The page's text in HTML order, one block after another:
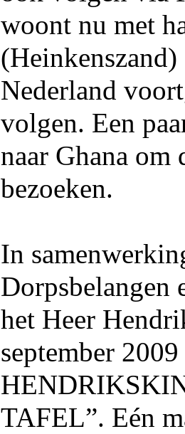
woont nu met
Nederland
volgen. Een
naar Ghana om
bezoeken.
In
Dorpsbelangen
het Heer
september
TAFEL”. Eén